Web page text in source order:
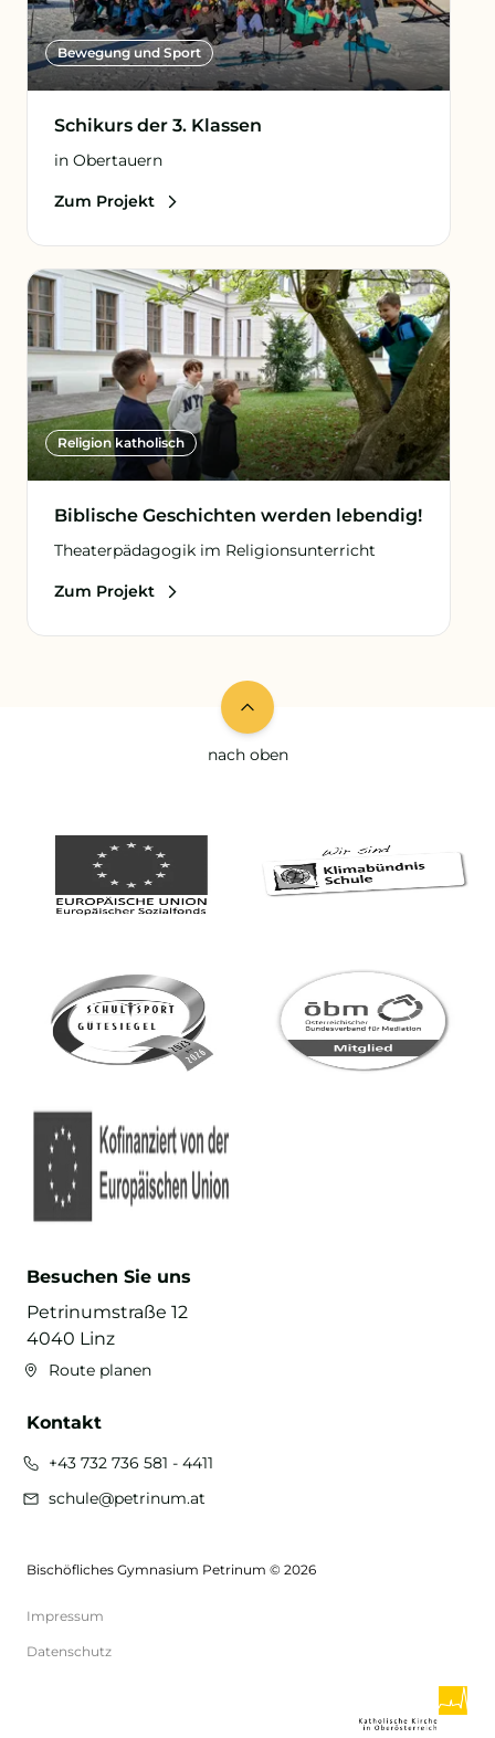
Bewegung und Sport
Schikurs der 3. Klassen
in Obertauern
Zum Projekt
Religion katholisch
Biblische Geschichten werden lebendig!
Theaterpädagogik im Religionsunterricht
Zum Projekt
nach oben
Besuchen Sie uns
Petrinumstraße 12
4040 Linz
Route planen
Kontakt
+43 732 736 581 - 4411
schule@petrinum.at
Bischöfliches Gymnasium Petrinum © 2026
Impressum
Datenschutz